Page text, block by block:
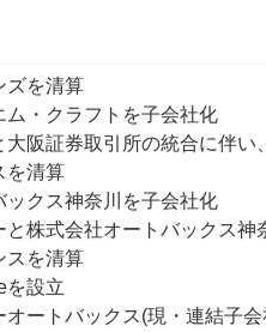
ズを清算
ム・クラフトを子会社化
大阪証券取引所の統合に伴
を清算
ックス神奈川を子会社化
と株式会社オートバックス
スを清算
を設立
オートバックス(現・連結子